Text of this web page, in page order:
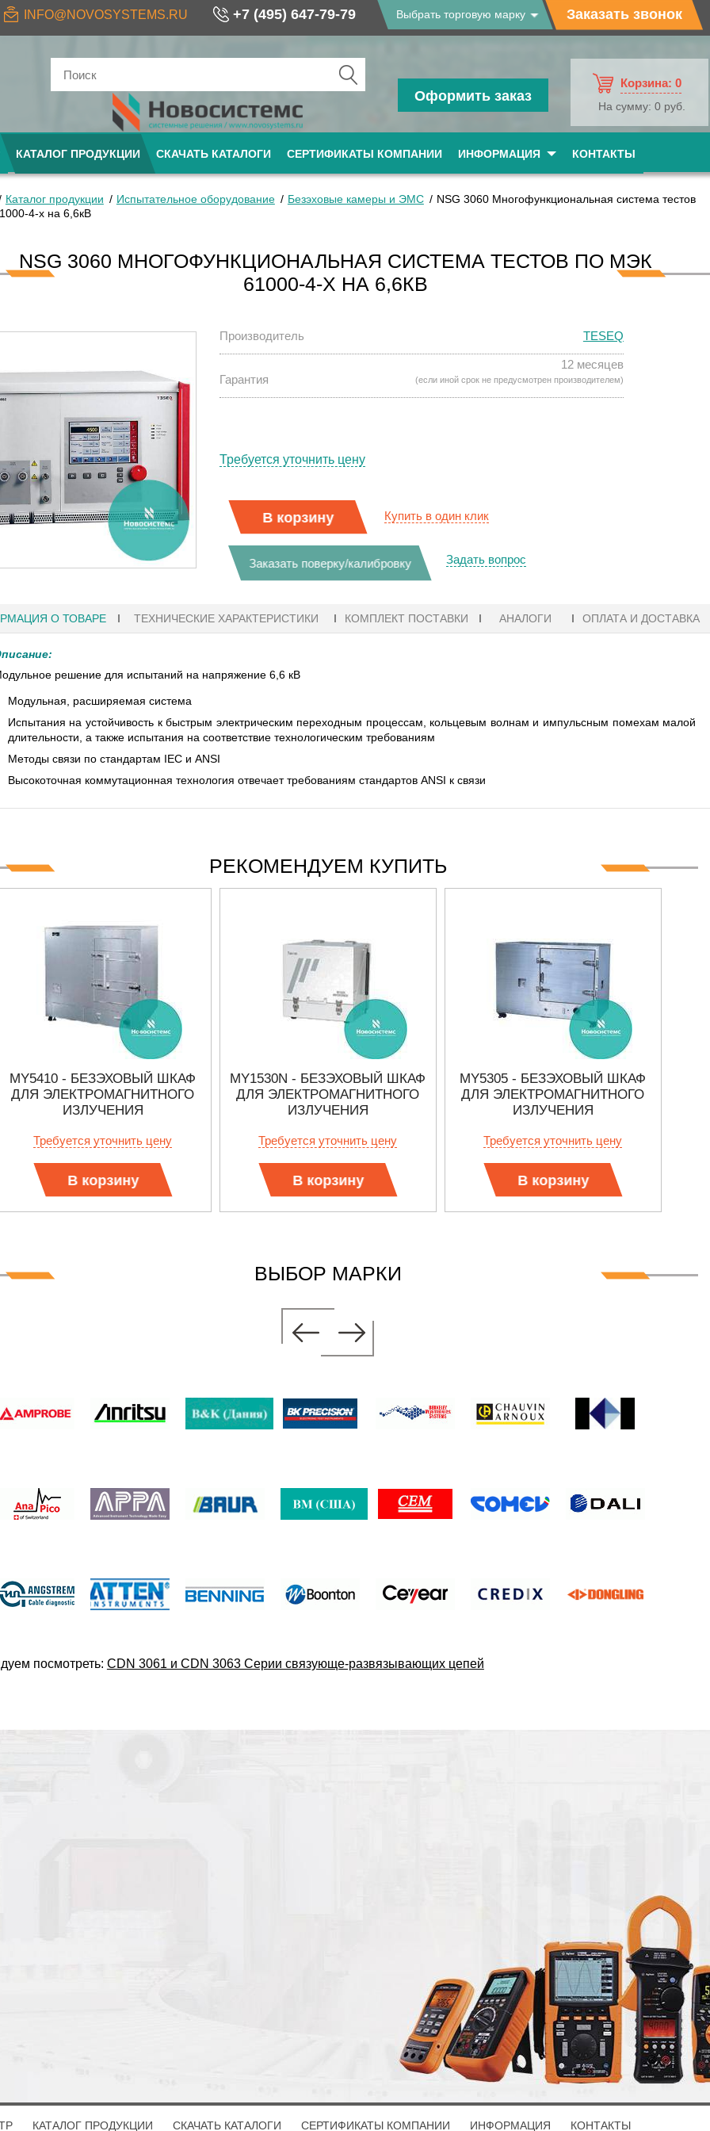
INFO@NOVOSYSTEMS.RU +7 (495) 647-79-79 Выбрать торговую марку Заказать звонок
Оформить заказ
Корзина: 0
На сумму: 0 руб.
КАТАЛОГ ПРОДУКЦИИ СКАЧАТЬ КАТАЛОГИ СЕРТИФИКАТЫ КОМПАНИИ ИНФОРМАЦИЯ КОНТАКТЫ
В НАЛИЧИИ! ZVH8, АНАЛИЗАТОР
(ГОСРЕЕСТР РФ)
Прочитать
Каталог продукции Испытательное оборудование Безэховые камеры и ЭМС
NSG 3060 Многофункциональная система тестов
4-х на 6,6кВ
NSG 3060 МНОГОФУНКЦИОНАЛЬНАЯ СИСТЕМА ТЕСТОВ ПО МЭК
61000-4-Х НА 6,6КВ
Производитель TESEQ
Гарантия
12 месяцев
(если иной срок не предусмотрен производителем)
Требуется уточнить цену
В корзину Купить в один клик
Заказать поверку/калибровку Задать вопрос
О ТОВАРЕ ТЕХНИЧЕСКИЕ ХАРАКТЕРИСТИКИ КОМПЛЕКТ ПОСТАВКИ АНАЛОГИ ОПЛАТА И ДОСТАВКА
решение для испытаний на напряжение 6,6 кВ
Модульная, расширяемая система
Испытания на устойчивость к быстрым электрическим переходным процессам, кольцевым волнам и импульсным помехам малой
длительности, а также испытания на соответствие технологическим требованиям
Методы связи по стандартам IEC и ANSI
Высокоточная коммутационная технология отвечает требованиям стандартов ANSI к связи
РЕКОМЕНДУЕМ КУПИТЬ
MY5410 - БЕЗЭХОВЫЙ ШКАФ
ДЛЯ ЭЛЕКТРОМАГНИТНОГО
ИЗЛУЧЕНИЯ
Требуется уточнить цену
В корзину
MY1530N - БЕЗЭХОВЫЙ ШКАФ
ДЛЯ ЭЛЕКТРОМАГНИТНОГО
ИЗЛУЧЕНИЯ
Требуется уточнить цену
В корзину
MY5305 - БЕЗЭХОВЫЙ ШКАФ
ДЛЯ ЭЛЕКТРОМАГНИТНОГО
ИЗЛУЧЕНИЯ
Требуется уточнить цену
В корзину
ВЫБОР МАРКИ
посмотреть: CDN 3061 и CDN 3063 Cерии связующе-развязывающих цепей
КАТАЛОГ ПРОДУКЦИИ СКАЧАТЬ КАТАЛОГИ СЕРТИФИКАТЫ КОМПАНИИ ИНФОРМАЦИЯ КОНТАКТЫ